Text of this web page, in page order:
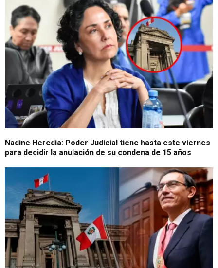
Nadine Heredia: Poder Judicial tiene hasta este viernes
para decidir la anulación de su condena de 15 años